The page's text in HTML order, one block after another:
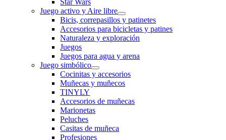
Star Wars
Juego activo y Aire libre
Bicis, correpasillos y patinetes
Accesorios para bicicletas y patines
Naturaleza y exploración
Juegos
Juegos para agua y arena
Juego simbólico
Cocinitas y accesorios
Muñecas y muñecos
TINYLY
Accesorios de muñecas
Marionetas
Peluches
Casitas de muñeca
Profesiones